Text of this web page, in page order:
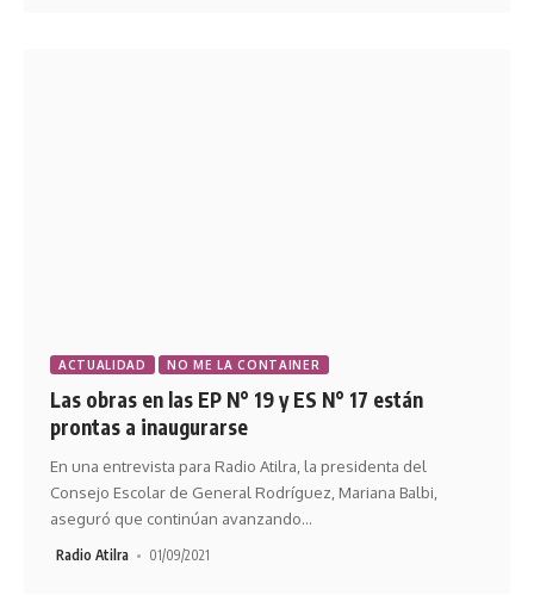
ACTUALIDAD NO ME LA CONTAINER
Las obras en las EP N° 19 y ES N° 17 están
prontas a inaugurarse
En una entrevista para Radio Atilra, la presidenta del
Consejo Escolar de General Rodríguez, Mariana Balbi,
aseguró que continúan avanzando…
Radio Atilra 01/09/2021